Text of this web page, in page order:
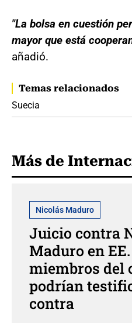
"La bolsa en cuestión
mayor que está
añadió.
Temas relacionados
Suecia
Más de
Nicolás Maduro
Juicio contra
Maduro en
miembros del
podrían
contra